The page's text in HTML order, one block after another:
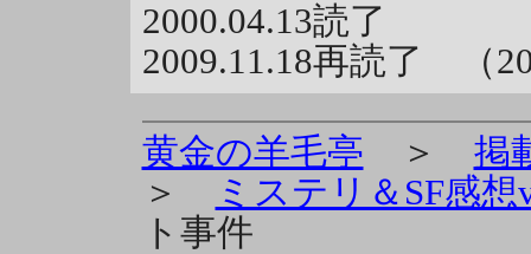
2000.04.13読了
2009.11.18再読了 （
黄金の羊毛亭 ＞ 掲
＞
ミステリ＆SF感想
ト事件